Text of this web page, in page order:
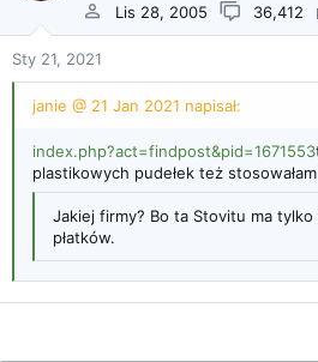
Lis 28, 2005 36,412
Sty 21, 2021
janie @ 21 Jan 2021 napisał:
index.php?act=findpost&pid=1671553
plastikowych pudełek też stosowałam
Jakiej firmy? Bo ta Stovitu ma
płatków.